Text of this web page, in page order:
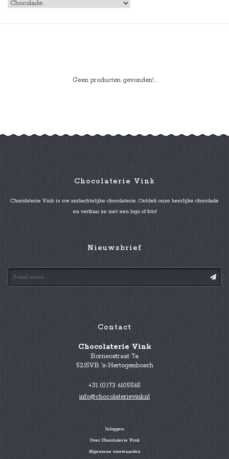
Geen producten gevonden!...
Chocolaterie Vink
Chocolaterie Vink is uw ambachtelijke chocolaterie. Ontdek onze heerlijke chocolade
en verfraai ze met een logo of foto!
Nieuwsbrief
Contact
Chocolaterie Vink
Borneostraat 7a
5215VB 's-Hertogenbosch
+31 (0)73 6105565
info@chocolaterievink.nl
Inloggen
Over Chocolaterie Vink
Algemene voorwaarden